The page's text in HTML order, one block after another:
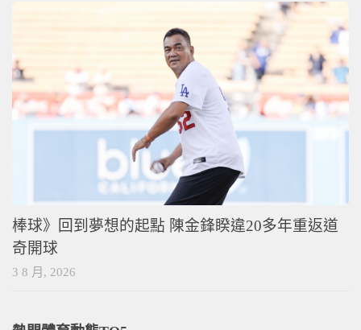
棒球》回到夢想的起點 陳金鋒睽違20多年重返道
奇開球
3 8 月, 2026